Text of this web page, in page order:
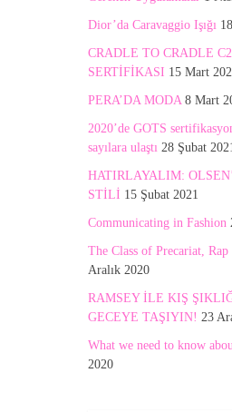
Dior’da Caravaggio Işığı
CRADLE TO CRADLE
SERTİFİKASI 15 Mart
PERA’DA MODA 8 Mart
2020’de GOTS
sayılara ulaştı 28 Şubat
HATIRLAYALIM:
STİLİ 15 Şubat 2021
Communicating in Fashion
The Class of Precariat,
Aralık 2020
RAMSEY İLE KIŞ
GECEYE TAŞIYIN! 23
What we need to know
2020